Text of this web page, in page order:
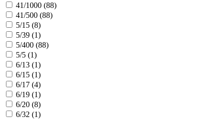
41/1000 (88)
41/500 (88)
5/15 (8)
5/39 (1)
5/400 (88)
5/5 (1)
6/13 (1)
6/15 (1)
6/17 (4)
6/19 (1)
6/20 (8)
6/32 (1)